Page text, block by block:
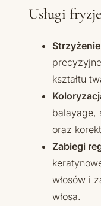
Usługi
kształtu
balayage,
oraz
Zabiegi
włosów i
włosa.